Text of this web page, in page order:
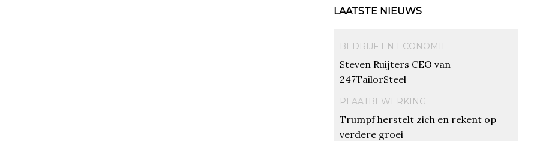
LAATSTE NIEUWS
BEDRIJF EN ECONOMIE
Steven Ruijters CEO van
247TailorSteel
PLAATBEWERKING
Trumpf herstelt zich en rekent op
verdere groei